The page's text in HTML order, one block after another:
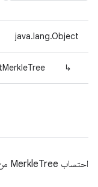
java.lang.Object
↳
احتساب MerkleTree من معلومات المحتوى